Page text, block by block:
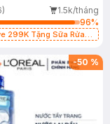
1.5k/tháng
96%
299K Tặng Sữa Rửa
-50 %